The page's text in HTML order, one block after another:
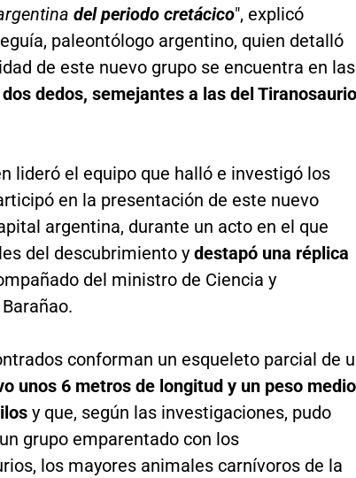
del periodo cretácico", explicó
paleontólogo argentino, quien detalló
de este nuevo grupo se encuentra en las
dedos, semejantes a las del Tiranosaurio
lideró el equipo que halló e investigó los
en la presentación de este nuevo
argentina, durante un acto en el que
del descubrimiento y destapó una réplica
del ministro de Ciencia y
conforman un esqueleto parcial de
unos 6 metros de longitud y un peso medio
y que, según las investigaciones, pudo
grupo emparentado con los
los mayores animales carnívoros de la